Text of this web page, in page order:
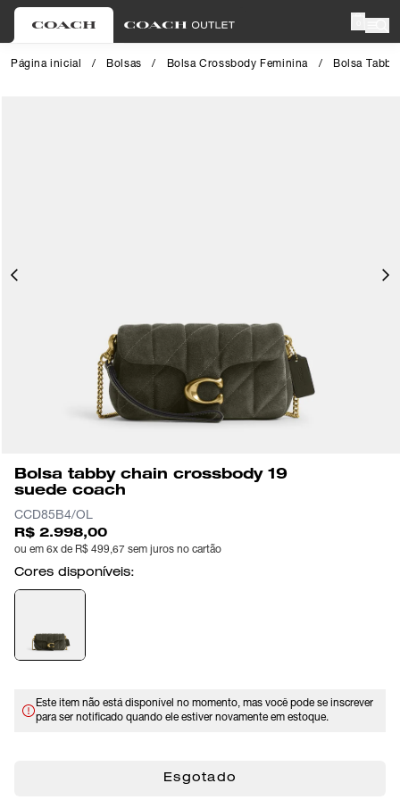
Página inicial / Bolsas / Bolsa Crossbody Feminina / Bolsa
Bolsa tabby chain crossbody 19
suede coach
CCD85B4/OL
R$ 2.998,00
ou em 6x de R$ 499,67 sem juros no cartão
Cores disponíveis:
Este item não está disponível no momento, mas você pode se inscrever
para ser notificado quando ele estiver novamente em estoque.
Esgotado